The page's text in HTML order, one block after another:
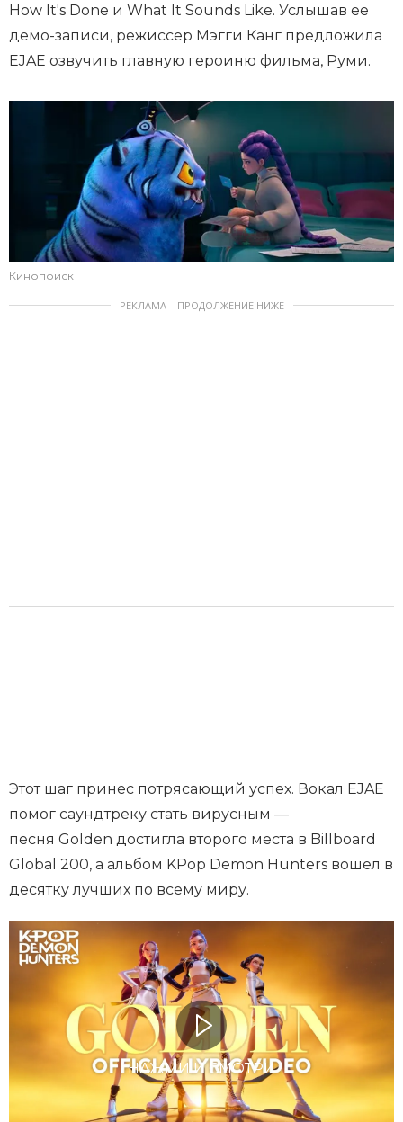
How It's Done и What It Sounds Like. Услышав ее
демо-записи, режиссер Мэгги Канг предложила
EJAE озвучить главную героиню фильма, Руми.
Кинопоиск
РЕКЛАМА – ПРОДОЛЖЕНИЕ НИЖЕ
Этот шаг принес потрясающий успех. Вокал EJAE
помог саундтреку стать вирусным —
песня Golden достигла второго места в Billboard
Global 200, а альбом KPop Demon Hunters вошел в
десятку лучших по всему миру.
НАЖМИ И СМОТРИ